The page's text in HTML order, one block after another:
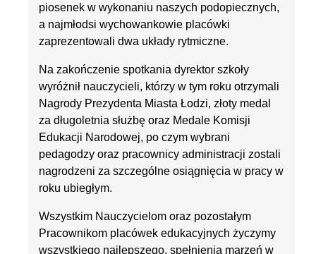
piosenek w wykonaniu naszych podopiecznych,
a najmłodsi wychowankowie placówki
zaprezentowali dwa układy rytmiczne.
Na zakończenie spotkania dyrektor szkoły
wyróżnił nauczycieli, którzy w tym roku otrzymali
Nagrody Prezydenta Miasta Łodzi, złoty medal
za długoletnia służbę oraz Medale Komisji
Edukacji Narodowej, po czym wybrani
pedagodzy oraz pracownicy administracji zostali
nagrodzeni za szczególne osiągnięcia w pracy w
roku ubiegłym.
Wszystkim Nauczycielom oraz pozostałym
Pracownikom placówek edukacyjnych życzymy
wszystkiego najlepszego, spełnienia marzeń w